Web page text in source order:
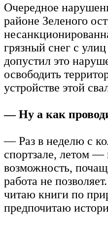
Очередное
районе Зеленого
грязный снег с
допустил это
освободить
устройстве этой
— Ну а как
— Раз в неделю с
спортзале, летом
возможность,
работа не
читаю книги по
предпочитаю